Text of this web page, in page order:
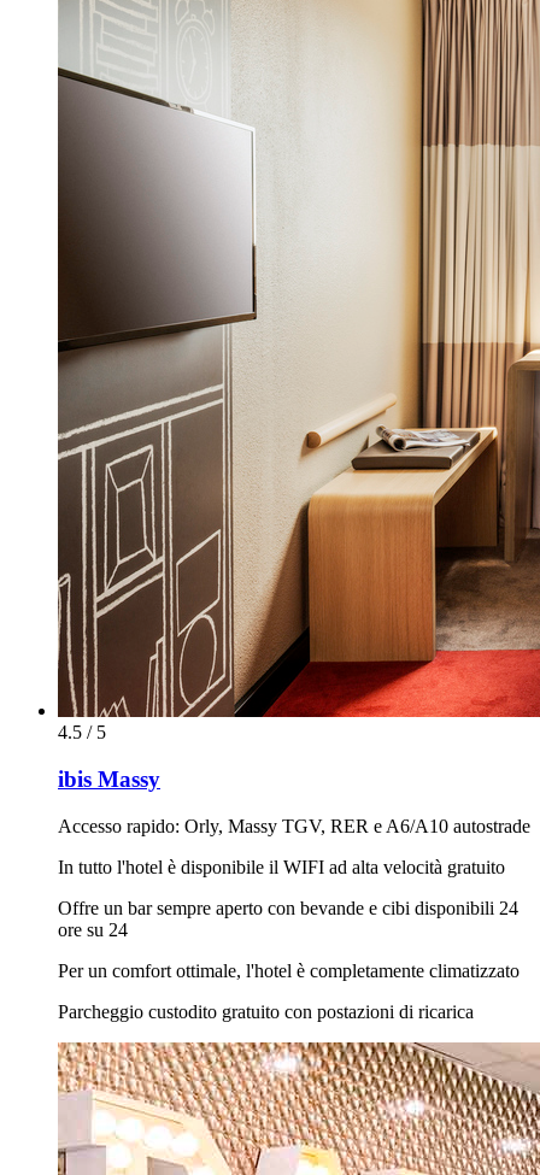
4.5 / 5
ibis Massy
Accesso rapido: Orly, Massy TGV, RER e A6/A10 autostrade
In tutto l'hotel è disponibile il WIFI ad alta velocità gratuito
Offre un bar sempre aperto con bevande e cibi disponibili 24
ore su 24
Per un comfort ottimale, l'hotel è completamente climatizzato
Parcheggio custodito gratuito con postazioni di ricarica